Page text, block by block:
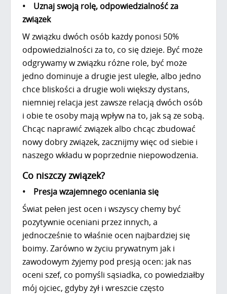
• Uznaj swoją rolę, odpowiedzialność za
związek
W związku dwóch osób każdy ponosi 50%
odpowiedzialności za to, co się dzieje. Być może
odgrywamy w związku różne role, być może
jedno dominuje a drugie jest uległe, albo jedno
chce bliskości a drugie woli większy dystans,
niemniej relacja jest zawsze relacją dwóch osób
i obie te osoby mają wpływ na to, jak są ze sobą.
Chcąc naprawić związek albo chcąc zbudować
nowy dobry związek, zacznijmy więc od siebie i
naszego wkładu w poprzednie niepowodzenia.
Co niszczy związek?
• Presja wzajemnego oceniania się
Świat pełen jest ocen i wszyscy chemy być
pozytywnie oceniani przez innych, a
jednocześnie to właśnie ocen najbardziej się
boimy. Zarówno w życiu prywatnym jak i
zawodowym żyjemy pod presją ocen: jak nas
oceni szef, co pomyśli sąsiadka, co powiedziałby
mój ojciec, gdyby żył i wreszcie często